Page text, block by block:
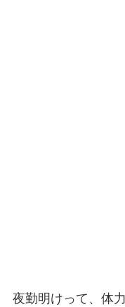
夜勤明けって、体